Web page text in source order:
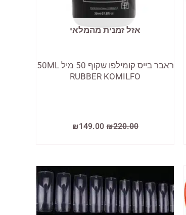
אזל זמנית מהמלאי
ראבר בייס קומילפו שקוף 50 מיל 50ML
RUBBER KOMILFO
₪220.00
המחיר
המקורי
₪149.00